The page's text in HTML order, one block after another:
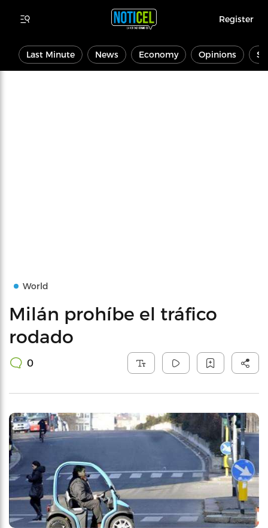
Register
Last Minute News Economy Opinions
World
Milán prohíbe el tráfico
rodado
0